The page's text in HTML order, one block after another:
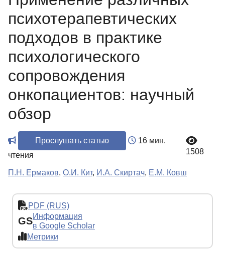
психотерапевтических
подходов в практике
психологического
сопровождения
онкопациентов: научный
обзор
Прослушать статью
16 мин.
чтения
1508
П.Н. Ермаков, О.И. Кит, И.А. Скиртач, Е.М. Ковш
PDF (RUS)
GSИнформация
в Google Scholar
Метрики